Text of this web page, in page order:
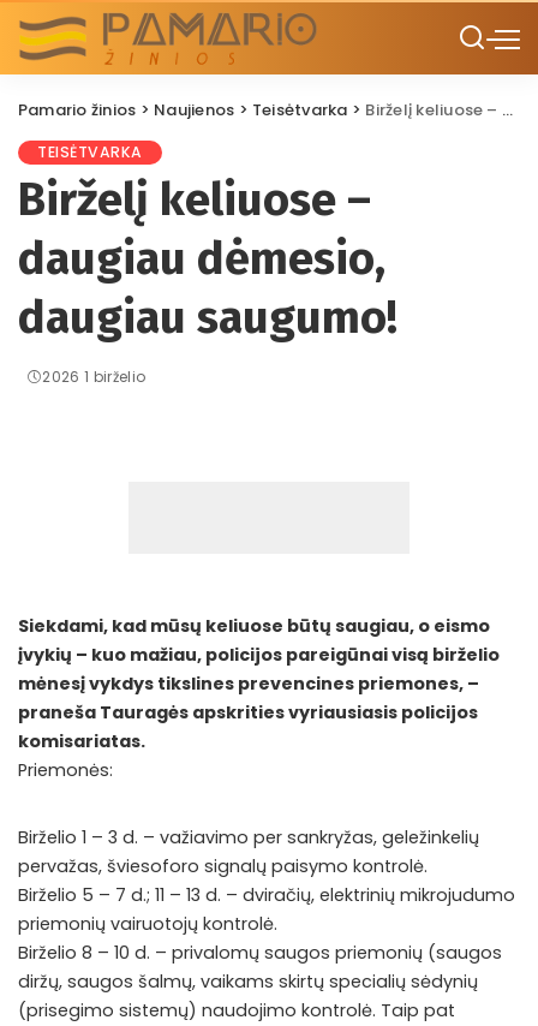
Pamario žinios > Naujienos > Teisėtvarka > Birželį keliuose – daugiau dėmesio, daugiau saugumo!
TEISĖTVARKA
Birželį keliuose –
daugiau dėmesio,
daugiau saugumo!
2026 1 birželio
Siekdami, kad mūsų keliuose būtų saugiau, o eismo
įvykių – kuo mažiau, policijos pareigūnai visą birželio
mėnesį vykdys tikslines prevencines priemones, –
praneša Tauragės apskrities vyriausiasis policijos
komisariatas.
Priemonės:
Birželio 1 – 3 d. – važiavimo per sankryžas, geležinkelių
pervažas, šviesoforo signalų paisymo kontrolė.
Birželio 5 – 7 d.; 11 – 13 d. – dviračių, elektrinių mikrojudumo
priemonių vairuotojų kontrolė.
Birželio 8 – 10 d. – privalomų saugos priemonių (saugos
diržų, saugos šalmų, vaikams skirtų specialių sėdynių
(prisegimo sistemų) naudojimo kontrolė. Taip pat